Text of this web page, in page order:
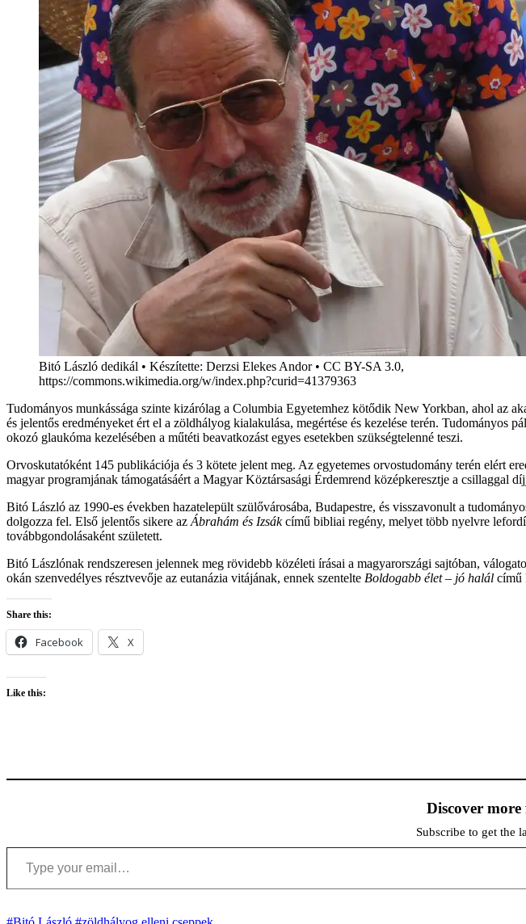
Bitó László dedikál • Készítette: Derzsi Elekes Andor • CC BY-SA 3.0,
https://commons.wikimedia.org/w/index.php?curid=41379363
Tudományos munkássága szinte kizárólag a Columbia Egyetemhez kötődik New Yorkban, ahol az
és jelentős eredményeket ért el a zöldhályog kialakulása, megértése és kezelése terén. Tudományos
okozó glaukóma kezelésében a műtéti beavatkozást egyes esetekben szükségtelenné teszi.
Orvoskutatóként 145 publikációja és 3 kötete jelent meg. Az egyetemes orvostudomány terén elért
magyar programjának támogatásáért a Magyar Köztársasági Érdemrend középkeresztje a csillaggal
Bitó László az 1990-es években hazatelepült szülővárosába, Budapestre, és visszavonult a
dolgozza fel. Első jelentős sikere az Ábrahám és Izsákcímű bibliai regény, melyet több nyelvre
továbbgondolásaként született.
Bitó Lászlónak rendszeresen jelennek meg rövidebb közéleti írásai a magyarországi sajtóban,
okán szenvedélyes résztvevője az eutanázia vitájának, ennek szentelte Boldogabb élet – jó halál című
Share this:
Facebook X
Like this:
Discover
Subscribe to get the
Type your email…